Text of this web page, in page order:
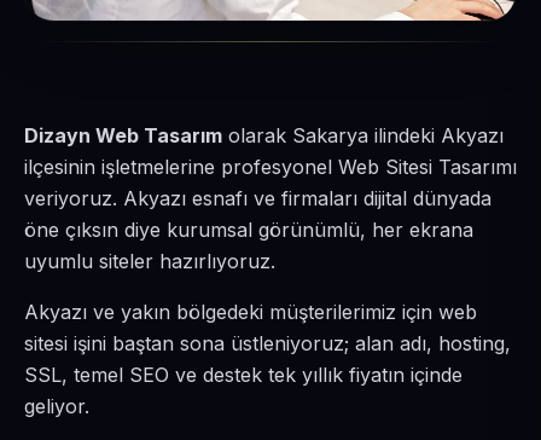
Dizayn Web Tasarım olarak Sakarya ilindeki Akyazı
ilçesinin işletmelerine profesyonel Web Sitesi Tasarımı
veriyoruz. Akyazı esnafı ve firmaları dijital dünyada
öne çıksın diye kurumsal görünümlü, her ekrana
uyumlu siteler hazırlıyoruz.
Akyazı ve yakın bölgedeki müşterilerimiz için web
sitesi işini baştan sona üstleniyoruz; alan adı, hosting,
SSL, temel SEO ve destek tek yıllık fiyatın içinde
geliyor.